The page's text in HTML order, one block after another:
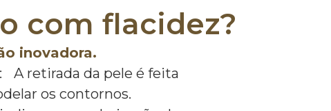
com flacidez?
inovadora.
A retirada da pele é feita
os contornos.